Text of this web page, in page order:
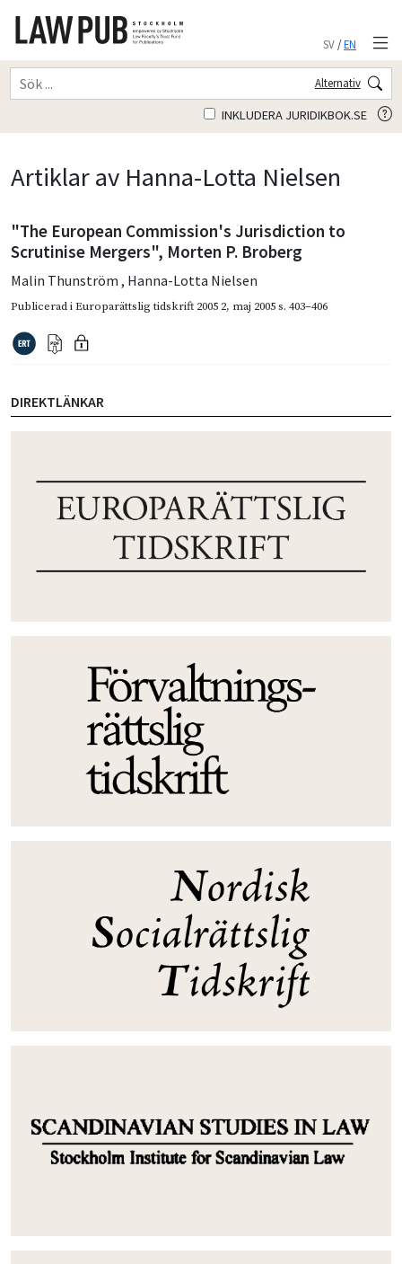
SV/EN
Alternativ
INKLUDERA JURIDIKBOK.SE
Artiklar av Hanna-Lotta Nielsen
"The European Commission's Jurisdiction to
Scrutinise Mergers", Morten P. Broberg
Malin Thunström , Hanna-Lotta Nielsen
Publicerad iEuroparättslig tidskrift 2005 2, maj 2005s. 403–406
DIREKTLÄNKAR